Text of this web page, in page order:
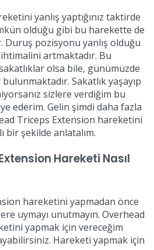
yanlış yaptığınız taktirde
olduğu gibi bu harekette de
Duruş pozisyonu yanlış olduğu
artmaktadır. Bu
olsa bile, günümüzde
Sakatlık yaşayıp
sizlere verdiğim bu
ederim. Gelin şimdi daha fazla
Triceps Extension hareketini
bir şekilde anlatalım.
Hareketi Nasıl
hareketini yapmadan önce
uymayı unutmayın. Overhead
yapmak için vereceğim
Hareketi yapmak için